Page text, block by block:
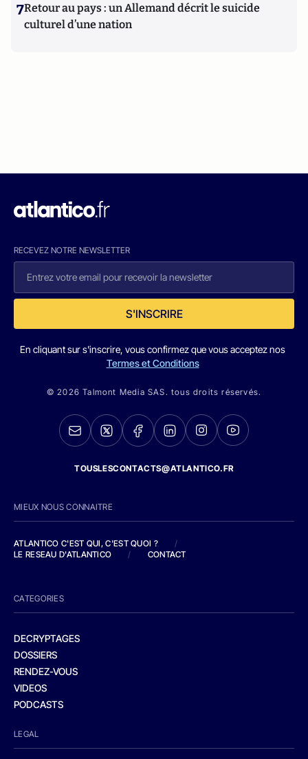
7Retour au pays : un Allemand décrit le suicide
culturel d’une nation
RECEVEZ NOTRE NEWSLETTER
S'INSCRIRE
En cliquant sur s'inscrire, vous confirmez que vous acceptez nos
Termes et Conditions
© 2026 Talmont Media SAS. tous droits réservés.
TOUSLESCONTACTS@ATLANTICO.FR
MIEUX NOUS CONNAITRE
ATLANTICO C'EST QUI, C'EST QUOI ?
/
LE RESEAU D'ATLANTICO
/ CONTACT
CATEGORIES
DECRYPTAGES
DOSSIERS
RENDEZ-VOUS
VIDEOS
PODCASTS
LEGAL